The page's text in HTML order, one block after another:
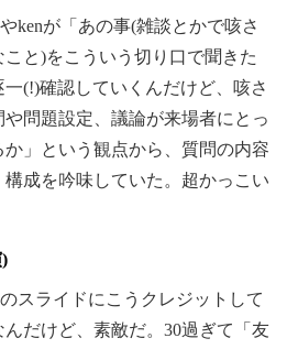
kenが「あの事(雑談とかで咳さ
と)をこういう切り口で聞きた
(!)確認していくんだけど、咳さ
問題設定、議論が来場者にとっ
」という観点から、質問の内容
成を吟味していた。超かっこい
スライドにこうクレジットして
んだけど、素敵だ。30過ぎて「友